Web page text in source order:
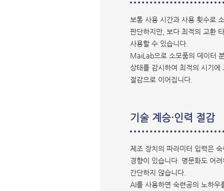
보통 사용 시간과 사용 횟수로
판단하지만, 보다 최적의 교환
사용할 수 있습니다.
MaiLab으로 소모품의 데이터
상태를 감시하여 최적의 시기에
절감으로 이어집니다.
기술 계승·인력 절감
제조 장치의 파라미터 입력은
경향이 있습니다. 명문화도 어
간단하지 않습니다.
AI를 사용하면 숙련공의 노하우